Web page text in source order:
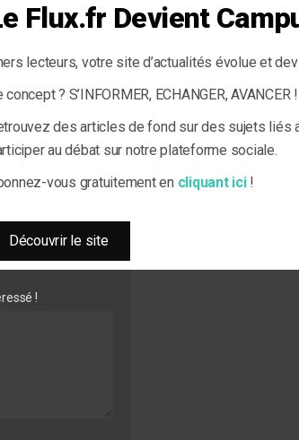
bâtiment dans le
en effet
France de la
Flux.fr Devient
lecteurs, votre site d’actualités évolue et
concept ? S’INFORMER, ECHANGER, AVANCER !
des articles de fond sur des sujets liés
au débat sur notre plateforme sociale.
vous gratuitement en cliquant ici!
Découvrir le site
!